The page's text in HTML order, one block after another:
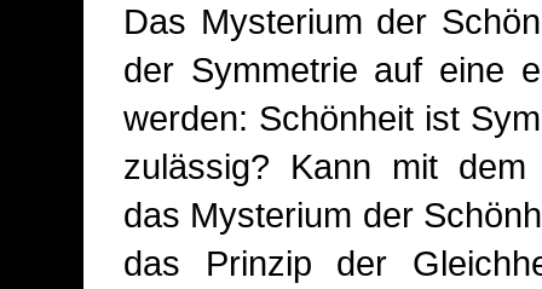
Das Mysterium der
der Symmetrie auf eine
werden: Schönheit ist
zulässig? Kann mit dem
das Mysterium der
das Prinzip der